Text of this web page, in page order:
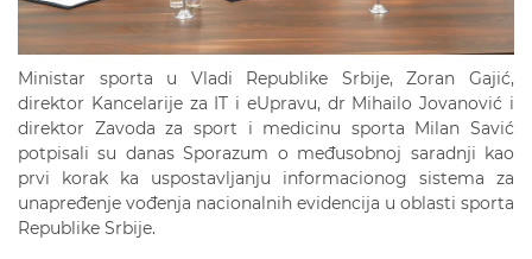
Ministar sporta u Vladi Republike Srbije, Zoran Gajić,
direktor Kancelarije za IT i eUpravu, dr Mihailo Jovanović i
direktor Zavoda za sport i medicinu sporta Milan Savić
potpisali su danas Sporazum o međusobnoj saradnji kao
prvi korak ka uspostavljanju informacionog sistema za
unapređenje vođenja nacionalnih evidencija u oblasti sporta
Republike Srbije.